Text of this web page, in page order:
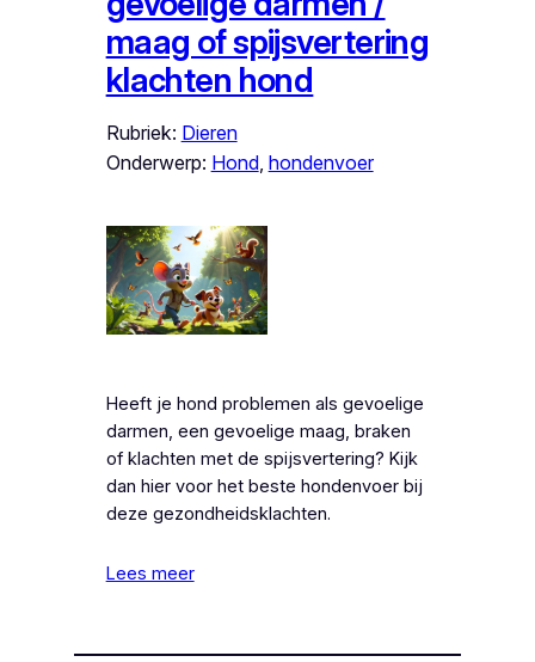
maag of spijsvertering
klachten hond
Rubriek: Dieren
Onderwerp: Hond, hondenvoer
Heeft je hond problemen als gevoelige
darmen, een gevoelige maag, braken
of klachten met de spijsvertering? Kijk
dan hier voor het beste hondenvoer bij
deze gezondheidsklachten.
Lees meer